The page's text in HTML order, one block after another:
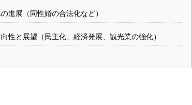
進展（同性婚の合法化など）
性と展望（民主化、経済発展、観光業の強化）